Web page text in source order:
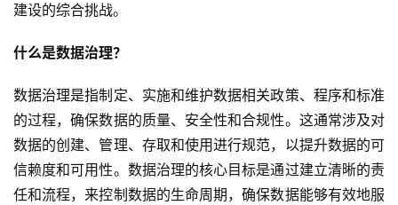
建设的综合挑战。
什么是数据治理？
数据治理是指制定、实施和维护数据相关政策、程序和标准
的过程，确保数据的质量、安全性和合规性。这通常涉及对
数据的创建、管理、存取和使用进行规范，以提升数据的可
信赖度和可用性。数据治理的核心目标是通过建立清晰的责
任和流程，来控制数据的生命周期，确保数据能够有效地服